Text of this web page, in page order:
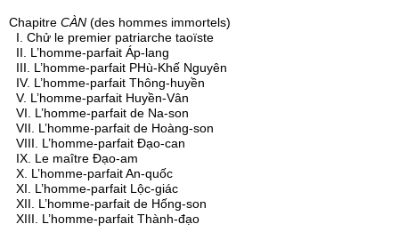
Chapitre CÀN (des hommes immortels)
I. Chử le premier patriarche taoïste
II. L’homme-parfait Áp-lang
III. L’homme-parfait PHù-Khế Nguyên
IV. L’homme-parfait Thông-huyền
V. L’homme-parfait Huyền-Vân
VI. L’homme-parfait de Na-son
VII. L’homme-parfait de Hoàng-son
VIII. L’homme-parfait Đạo-can
IX. Le maître Đạo-am
X. L’homme-parfait An-quốc
XI. L’homme-parfait Lộc-giác
XII. L’homme-parfait de Hống-son
XIII. L’homme-parfait Thành-đạo